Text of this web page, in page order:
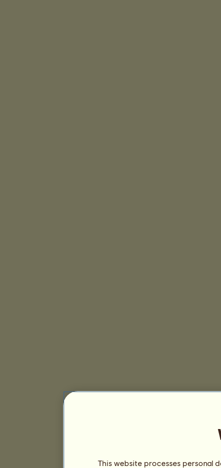
This website processes personal